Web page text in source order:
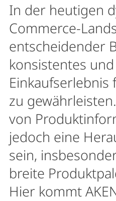
In der heutigen
Commerce-
entscheidender
konsistentes
zu
von
jedoch eine
sein,
breite
Hier kommt